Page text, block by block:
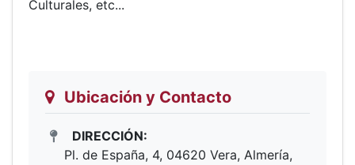
Culturales, etc...
Ubicación y Contacto
DIRECCIÓN:
Pl. de España, 4, 04620 Vera, Almería,